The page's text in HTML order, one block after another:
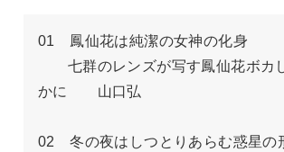
01　鳳仙花は純潔の女神の化身
七群のレンズが写す鳳仙花ボカ
かに　　山口弘
02　冬の夜はしつとりあらむ惑星の